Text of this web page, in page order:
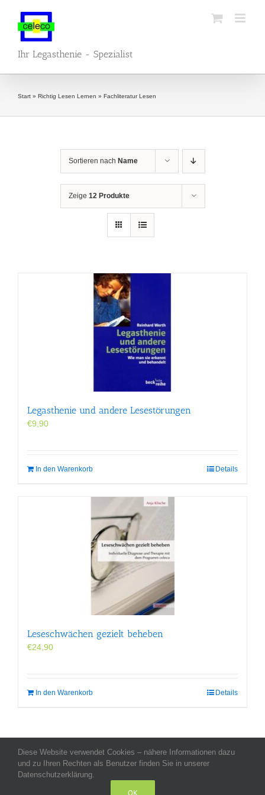
springen
Ihr Legasthenie - Spezialist
Start » Richtig Lesen Lernen » Fachliteratur Lesen
Sortieren nach Name
Zeige 12 Produkte
Legasthenie und andere Lesestörungen
€9,90
In den Warenkorb Details
Leseschwächen gezielt beheben
€24,90
In den Warenkorb Details
Allgemeine Geschäftsbedingungen -Impressum-Datenschutz-
Kontakt- Copyright celeco®
LinkedIn
Diese Website verwendet Cookies – nähere Informationen dazu
und zu Ihren Rechten als Benutzer finden Sie in unserer
Datenschutzerklärung.
OK